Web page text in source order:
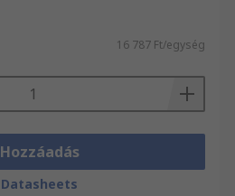
16 787 Ft/egység
Hozzáadás
Datasheets